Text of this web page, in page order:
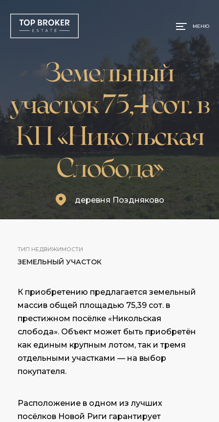
МЕНЮ
Земельный
участок 75,4 сот. в
КП «Никольская
Слобода»
деревня Поздняково
ТИП НЕДВИЖИМОСТИ
ЗЕМЕЛЬНЫЙ УЧАСТОК
К приобретению предлагается земельный
массив общей площадью 75,39 сот. в
престижном посёлке «Никольская
слобода». Объект может быть приобретён
как единым крупным лотом, так и тремя
отдельными участками — на выбор
покупателя.
Расположение в одном из лучших
посёлков Новой Риги гарантирует